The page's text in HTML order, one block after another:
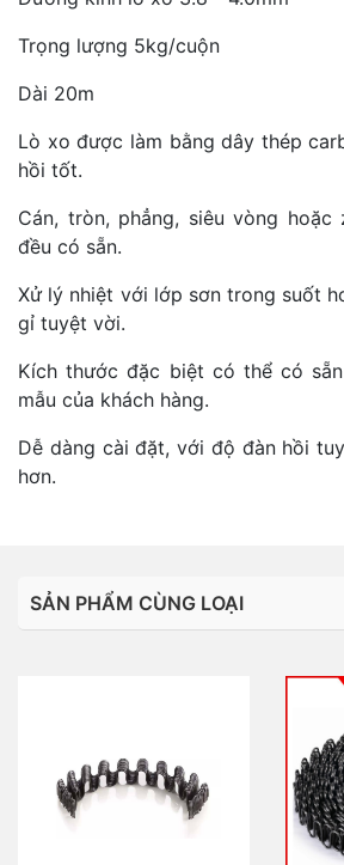
Trọng lượng 5kg/cuộn
Dài 20m
Lò xo được làm bằng dây thép
hồi tốt.
Cán, tròn, phẳng, siêu vòng
đều có sẵn.
Xử lý nhiệt với lớp sơn trong suốt
gỉ tuyệt vời.
Kích thước đặc biệt có thể có
mẫu của khách hàng.
Dễ dàng cài đặt, với độ đàn hồi
hơn.
SẢN PHẨM CÙNG LOẠI